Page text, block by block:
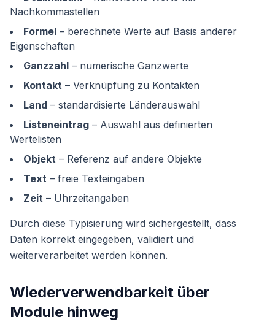
Nachkommastellen
Formel – berechnete Werte auf Basis anderer
Eigenschaften
Ganzzahl – numerische Ganzwerte
Kontakt – Verknüpfung zu Kontakten
Land – standardisierte Länderauswahl
Listeneintrag – Auswahl aus definierten
Wertelisten
Objekt – Referenz auf andere Objekte
Text – freie Texteingaben
Zeit – Uhrzeitangaben
Durch diese Typisierung wird sichergestellt, dass
Daten korrekt eingegeben, validiert und
weiterverarbeitet werden können.
Wiederverwendbarkeit über
Module hinweg